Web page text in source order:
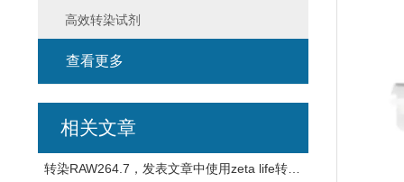
高效转染试剂
查看更多
相关文章